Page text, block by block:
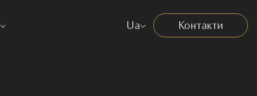
Ua Контакти